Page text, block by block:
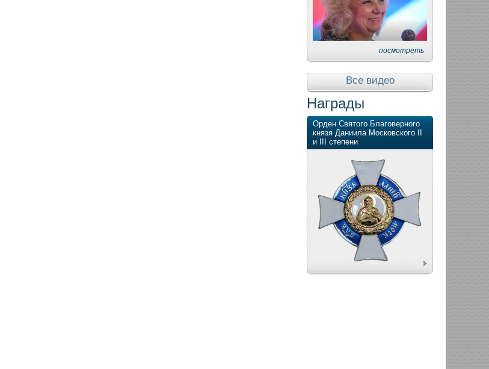
посмотреть
Все видео
Награды
Орден Святого Благоверного
князя Даниила Московского II
и III степени